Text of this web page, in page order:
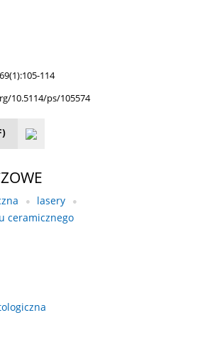
114
10.5114/ps/105574
lasery
ceramicznego